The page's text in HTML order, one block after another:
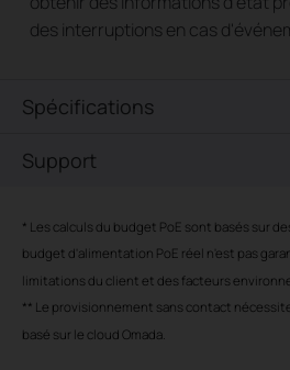
des interruptions en cas
Spécifications
Support
* Les calculs du budget PoE sont basés sur
budget d'alimentation PoE réel n'est pas
limitations du client et des facteurs
** Le provisionnement sans contact
basé sur le cloud Omada.